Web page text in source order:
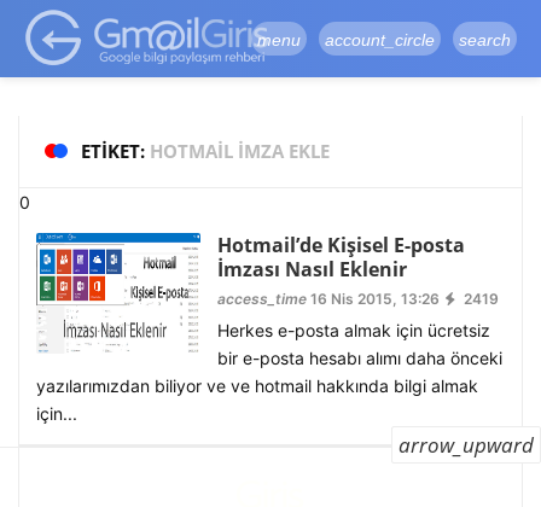
google-site-
verification=vqSI0upH550kabR5X8xpjMYieaXmuBueYgCJBW3uetM
menu account_circle search
ETIKET: HOTMAIL IMZA EKLE
0
Hotmail’de Kişisel E-posta
İmzası Nasıl Eklenir
access_time16 Nis 2015, 13:26 2419
Herkes e-posta almak için ücretsiz
bir e-posta hesabı alımı daha önceki
yazılarımızdan biliyor ve ve hotmail hakkında bilgi almak
için...
arrow_upward